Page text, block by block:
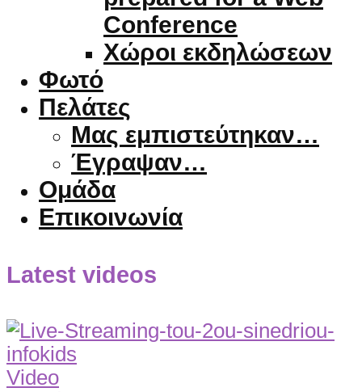
Conference
Χώροι εκδηλώσεων
Φωτό
Πελάτες
Μας εμπιστεύτηκαν…
Έγραψαν…
Ομάδα
Επικοινωνία
Latest videos
Video